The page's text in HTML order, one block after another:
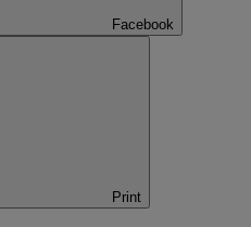
Facebook
Print